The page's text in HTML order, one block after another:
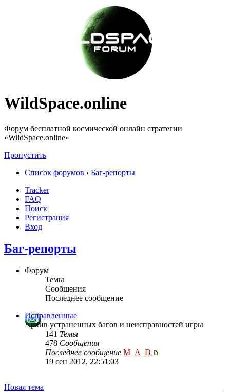
WildSpace.online
Форум бесплатной космической онлайн стратегии
«WildSpace.online»
Пропустить
Список форумов ‹ Баг-репорты
Tracker
FAQ
Поиск
Регистрация
Вход
Баг-репорты
Форум
Темы
Сообщения
Последнее сообщение
Исправленные
Архив устраненных багов и неисправностей игры
141 Темы
478 Сообщения
Последнее сообщение M_A_D
19 сен 2012, 22:51:03
Новая тема